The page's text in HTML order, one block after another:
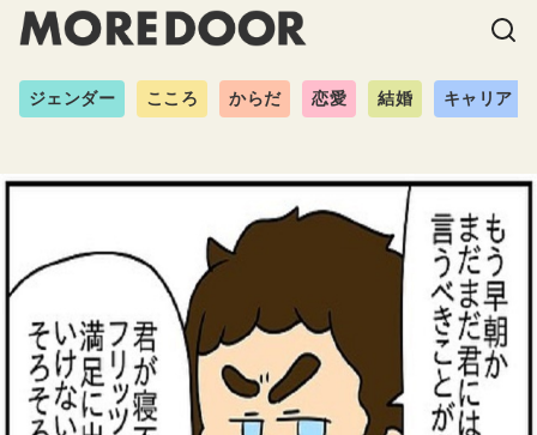
ジェンダー こころ からだ 恋愛 結婚 キャリア